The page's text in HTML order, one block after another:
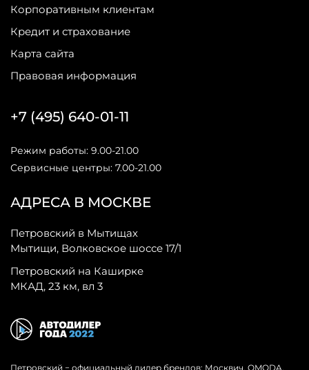
Корпоративным клиентам
Кредит и страхование
Карта сайта
Правовая информация
АДРЕСА В МОСКВЕ
Петровский в Мытищах
Мытищи, Волковское шоссе 17/1
Петровский на Каширке
МКАД, 23 км, вл 3
+7 (495) 640-01-11
Режим работы: 9.00-21.00
Сервисные центры: 7.00-21.00
Петровский − официальный дилер брендов: Москвич, OMODA,